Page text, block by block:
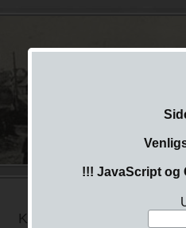
!!! JavaScript og
Koster 100 kr plus evt